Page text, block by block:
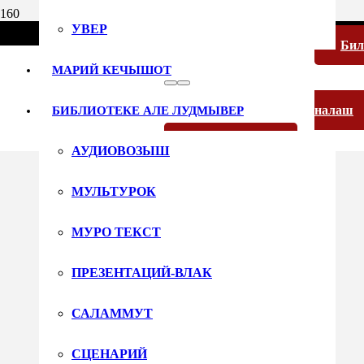
налаш
УВЕР
МАРИЙ КЕЧЫШОТ
БИБЛИОТЕКЕ АЛЕ ЛУДМЫВЕР
АУДИОВОЗЫШ
МУЛЬТУРОК
МУРО ТЕКСТ
ПРЕЗЕНТАЦИЙ-ВЛАК
САЛАММУТ
СЦЕНАРИЙ